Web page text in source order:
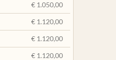
€ 1.050,00
€ 1.120,00
€ 1.120,00
€ 1.120,00